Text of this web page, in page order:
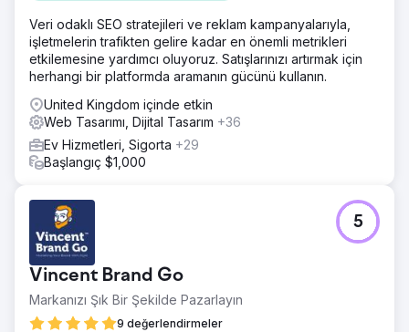
Veri odaklı SEO stratejileri ve reklam kampanyalarıyla,
işletmelerin trafikten gelire kadar en önemli metrikleri
etkilemesine yardımcı oluyoruz. Satışlarınızı artırmak için
herhangi bir platformda aramanın gücünü kullanın.
United Kingdom içinde etkin
Web Tasarımı, Dijital Tasarım +36
Ev Hizmetleri, Sigorta +29
Başlangıç $1,000
Vincent Brand Go
Markanızı Şık Bir Şekilde Pazarlayın
9 değerlendirmeler
5